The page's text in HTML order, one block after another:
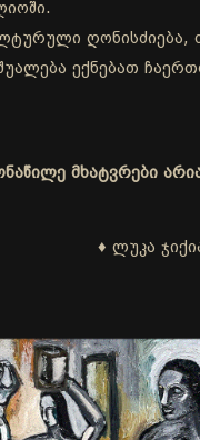
ღონისძიება,
ექნებათ
მხატვრები
♦ ლუკა